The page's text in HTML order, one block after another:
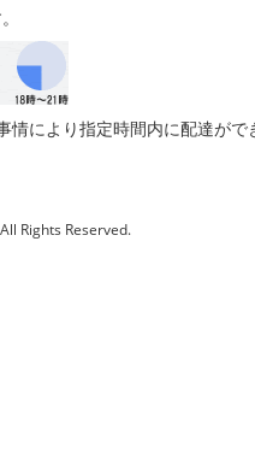
情により指定時間内に配達がで
Rights Reserved.